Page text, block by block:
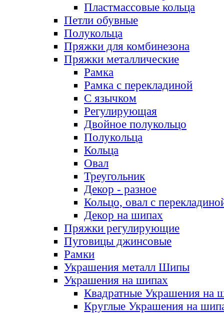
Пластмассовые кольца
Петли обувные
Полукольца
Пряжки для комбинезона
Пряжки металлические
Рамка
Рамка с перекладиной
С язычком
Регулирующая
Двойное полукольцо
Полукольца
Кольца
Овал
Треугольник
Декор - разное
Кольцо, овал с
Декор на шипах
Пряжки регулирующие
Пуговицы джинсовые
Рамки
Украшения металл Шипы
Украшения на шипах
Квадратные Украшения на
Круглые Украшения на